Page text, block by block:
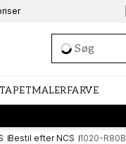
Loading…
MALERFARVE
Bestil efter NCS 1020-R80B